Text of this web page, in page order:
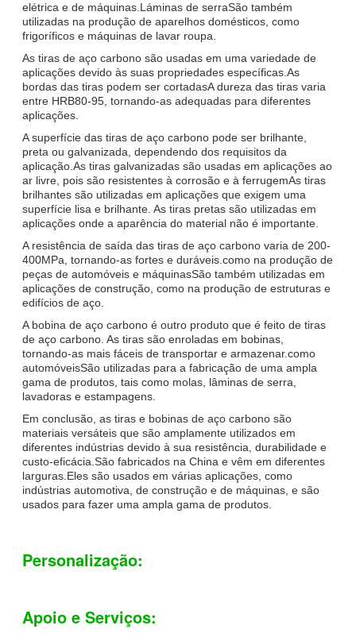
elétrica e de máquinas.Láminas de serraSão também
utilizadas na produção de aparelhos domésticos, como
frigoríficos e máquinas de lavar roupa.
As tiras de aço carbono são usadas em uma variedade de
aplicações devido às suas propriedades específicas.As
bordas das tiras podem ser cortadasA dureza das tiras varia
entre HRB80-95, tornando-as adequadas para diferentes
aplicações.
A superfície das tiras de aço carbono pode ser brilhante,
preta ou galvanizada, dependendo dos requisitos da
aplicação.As tiras galvanizadas são usadas em aplicações ao
ar livre, pois são resistentes à corrosão e à ferrugemAs tiras
brilhantes são utilizadas em aplicações que exigem uma
superfície lisa e brilhante. As tiras pretas são utilizadas em
aplicações onde a aparência do material não é importante.
A resistência de saída das tiras de aço carbono varia de 200-
400MPa, tornando-as fortes e duráveis.como na produção de
peças de automóveis e máquinasSão também utilizadas em
aplicações de construção, como na produção de estruturas e
edifícios de aço.
A bobina de aço carbono é outro produto que é feito de tiras
de aço carbono. As tiras são enroladas em bobinas,
tornando-as mais fáceis de transportar e armazenar.como
automóveisSão utilizadas para a fabricação de uma ampla
gama de produtos, tais como molas, lâminas de serra,
lavadoras e estampagens.
Em conclusão, as tiras e bobinas de aço carbono são
materiais versáteis que são amplamente utilizados em
diferentes indústrias devido à sua resistência, durabilidade e
custo-eficácia.São fabricados na China e vêm em diferentes
larguras.Eles são usados em várias aplicações, como
indústrias automotiva, de construção e de máquinas, e são
usados para fazer uma ampla gama de produtos.
Personalização:
Apoio e Serviços: